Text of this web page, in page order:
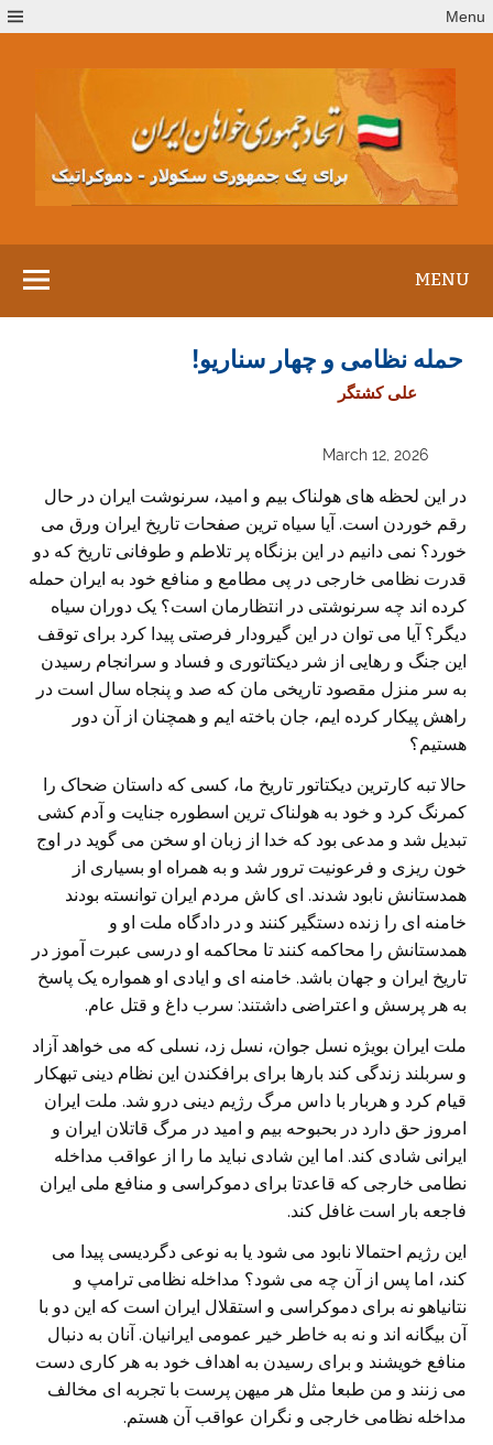
to
Menu
MENU
حمله نظامی و چهار سناریو!
علی کشتگر
March 12, 2026
در این لحظه های هولناک بیم و امید، سرنوشت ایران در حال
رقم خوردن است. آیا سیاه ترین صفحات تاریخ ایران ورق می
خورد؟ نمی دانیم در این بزنگاه پر تلاطم و طوفانی تاریخ که دو
قدرت نظامی خارجی در پی مطامع و منافع خود به ایران حمله
کرده اند چه سرنوشتی در انتظارمان است؟ یک دوران سیاه
دیگر؟ آیا می توان در این گیرودار فرصتی پیدا کرد برای توقف
این جنگ و رهایی از شر دیکتاتوری و فساد و سرانجام رسیدن
به سر منزل مقصود تاریخی مان که صد و پنجاه سال است در
راهش پیکار کرده ایم، جان باخته ایم و همچنان از آن دور
هستیم؟
حالا تبه کارترین دیکتاتور تاریخ ما، کسی که داستان ضحاک را
کمرنگ کرد و خود به هولناک ترین اسطوره جنایت و آدم کشی
تبدیل شد و مدعی بود که خدا از زبان او سخن می گوید در اوج
خون ریزی و فرعونیت ترور شد و به همراه او بسیاری از
همدستانش نابود شدند. ای کاش مردم ایران توانسته بودند
خامنه ای را زنده دستگیر کنند و در دادگاه ملت او و
همدستانش را محاکمه کنند تا محاکمه او درسی عبرت آموز در
تاریخ ایران و جهان باشد. خامنه ای و ایادی او همواره یک پاسخ
به هر پرسش و اعتراضی داشتند: سرب داغ و قتل عام.
ملت ایران بویژه نسل جوان، نسل زد، نسلی که می خواهد آزاد
و سربلند زندگی کند بارها برای برافکندن این نظام دینی تبهکار
قیام کرد و هربار با داس مرگ رژیم دینی درو شد. ملت ایران
امروز حق دارد در بحبوحه بیم و امید در مرگ قاتلان ایران و
ایرانی شادی کند. اما این شادی نباید ما را از عواقب مداخله
نطامی خارجی که قاعدتا برای دموکراسی و منافع ملی ایران
فاجعه بار است غافل کند.
این رژیم احتمالا نابود می شود یا به نوعی دگردیسی پیدا می
کند، اما پس از آن چه می شود؟ مداخله نظامی ترامپ و
نتانیاهو نه برای دموکراسی و استقلال ایران است که این دو با
آن بیگانه اند و نه به خاطر خیر عمومی ایرانیان. آنان به دنبال
منافع خویشند و برای رسیدن به اهداف خود به هر کاری دست
می زنند و من طبعا مثل هر میهن پرست با تجربه ای مخالف
مداخله نظامی خارجی و نگران عواقب آن هستم.